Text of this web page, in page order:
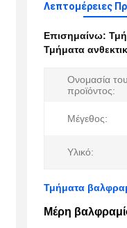
Λεπτομέρειες
Επισημαίνω:
Τμήματα
Ονομασία του
προϊόντος:
Μέγεθος:
Υλικό:
Τμήματα
Μέρη